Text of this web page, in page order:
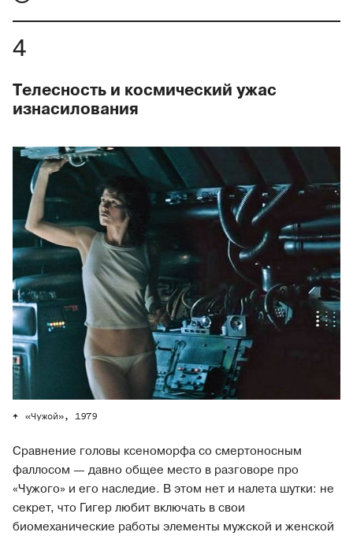
Телесность и космический ужас
изнасилования
«Чужой», 1979
Сравнение головы ксеноморфа со смертоносным
фаллосом — давно общее место в разговоре про
«Чужого» и его наследие. В этом нет и налета шутки: не
секрет, что Гигер любит включать в свои
биомеханические работы элементы мужской и женской